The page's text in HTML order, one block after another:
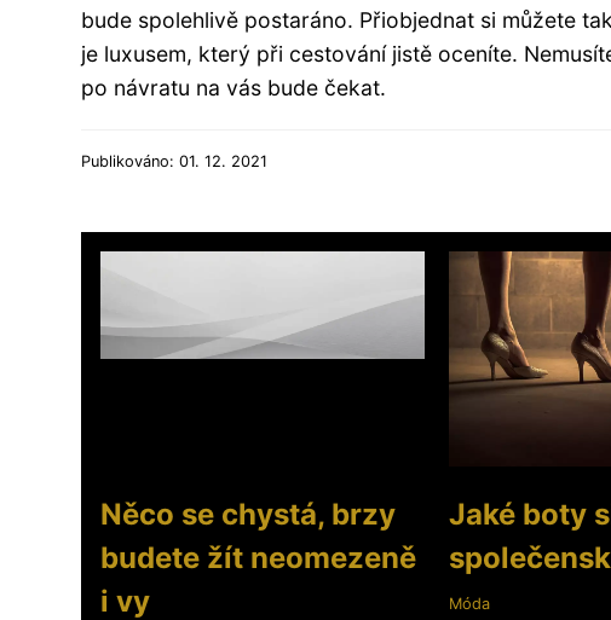
bude spolehlivě postaráno. Přiobjednat si můžete
je luxusem, který při cestování jistě oceníte.
po návratu na vás bude čekat.
Publikováno: 01. 12. 2021
Něco se chystá, brzy
budete žít neomezeně
i vy
Jaké boty
Móda